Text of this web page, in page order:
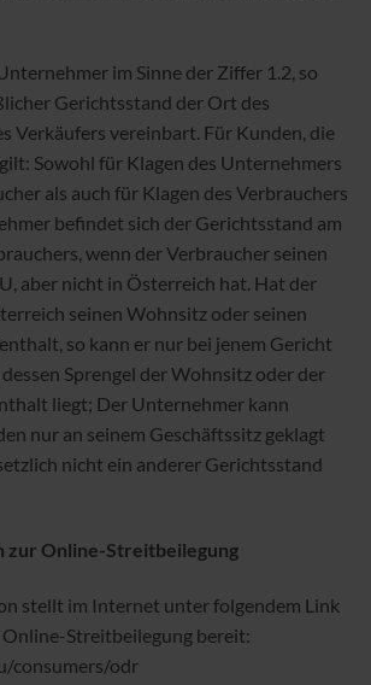
im Sinne der Ziffer 1.2, so
Gerichtsstand der Ort des
Verkäufers vereinbart. Für Kunden, die
Sowohl für Klagen des Unternehmers
als auch für Klagen des Verbrauchers
befindet sich der Gerichtsstand am
wenn der Verbraucher seinen
aber nicht in Österreich hat. Hat der
seinen Wohnsitz oder seinen
so kann er nur bei jenem Gericht
Sprengel der Wohnsitz oder der
liegt; Der Unternehmer kann
nur an seinem Geschäftssitz geklagt
nicht ein anderer Gerichtsstand
zur Online-Streitbeilegung
stellt im Internet unter folgendem Link
Streitbeilegung bereit:
consumers/odr